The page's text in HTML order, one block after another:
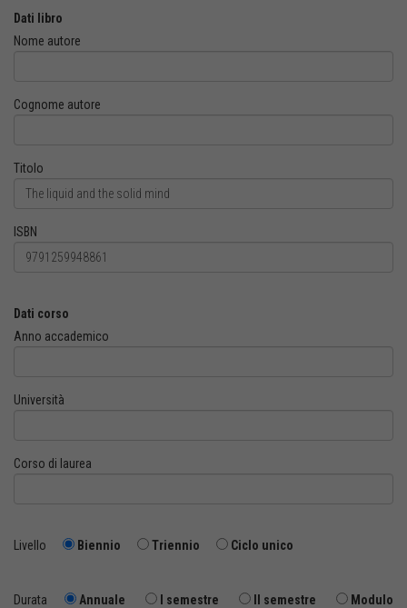
Dati libro
Nome autore
Cognome autore
Titolo
ISBN
Dati corso
Anno accademico
Università
Corso di laurea
Livello Biennio Triennio Ciclo unico
Durata Annuale I semestre II semestre Modulo